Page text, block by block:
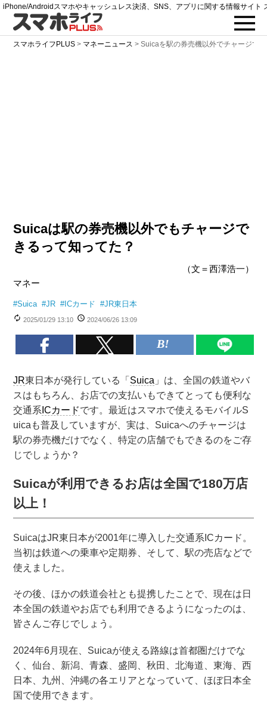
iPhone/Androidスマホやキャッシュレス決済、SNS、アプリに関する情報サイト
スマホライフPLUS > マネーニュース >Suicaを駅の券売機以外でチャージす
Suicaは駅の券売機以外でもチャージで
きるって知ってた？
（文＝西澤浩一）
マネー
#Suica #JR #ICカード #JR東日本
2025/01/29 13:10 2024/06/26 13:09
JR東日本が発行している「 Suica 」は、全国の鉄道やバ
スはもちろん、お店での支払いもできてとっても便利な
交通系 ICカードです。最近はスマホで使えるモバイルS
uicaも普及していますが、実は、Suicaへのチャージは
駅の券売機だけでなく、特定の店舗でもできるのをご存
じでしょうか？
Suicaが利用できるお店は全国で180万店
以上！
SuicaはJR東日本が2001年に導入した交通系ICカード。
当初は鉄道への乗車や定期券、そして、駅の売店などで
使えました。
その後、ほかの鉄道会社とも提携したことで、現在は日
本全国の鉄道やお店でも利用できるようになったのは、
皆さんご存じでしょう。
2024年6月現在、Suicaが使える路線は首都圏だけでな
く、仙台、新潟、青森、盛岡、秋田、北海道、東海、西
日本、九州、沖縄の各エリアとなっていて、ほぼ日本全
国で使用できます。